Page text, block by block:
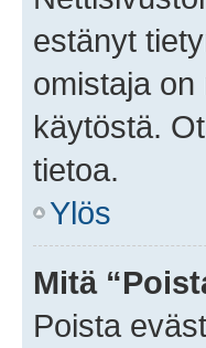
estänyt
omistaja
käytöstä.
tietoa.
Ylös
Mitä
Poista